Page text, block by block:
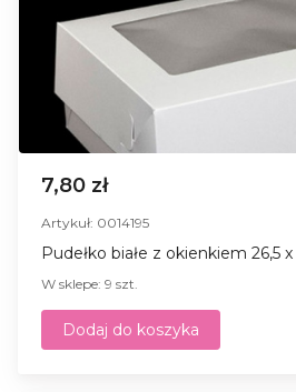
7,80 zł
Artykuł: 0014195
Pudełko białe z okienkiem 26,5 x
W sklepe: 9 szt.
Dodaj do koszyka